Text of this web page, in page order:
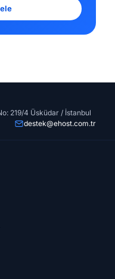
219/4 Üsküdar / İstanbul
destek@ehost.com.tr